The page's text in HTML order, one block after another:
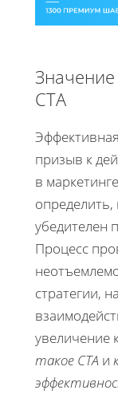
CTA
призыв к
в
определить,
убедителен
Процесс
стратегии,
увеличение
такое CTA и